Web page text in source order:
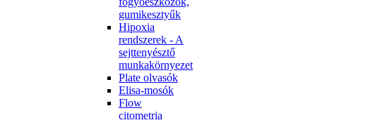
gumikesztyűk
Hipoxia
rendszerek - A
sejttenyésztő
munkakörnyezet
Plate olvasók
Elisa-mosók
Flow
citometria